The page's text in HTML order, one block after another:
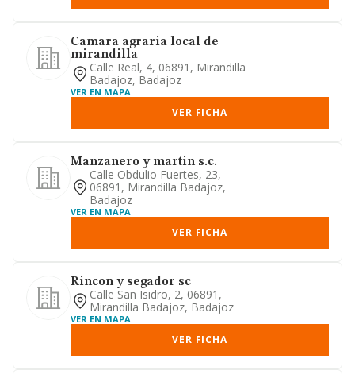
Camara agraria local de
mirandilla
Calle Real, 4, 06891, Mirandilla
Badajoz, Badajoz
VER EN MAPA
VER FICHA
Manzanero y martin s.c.
Calle Obdulio Fuertes, 23,
06891, Mirandilla Badajoz,
Badajoz
VER EN MAPA
VER FICHA
Rincon y segador sc
Calle San Isidro, 2, 06891,
Mirandilla Badajoz, Badajoz
VER EN MAPA
VER FICHA